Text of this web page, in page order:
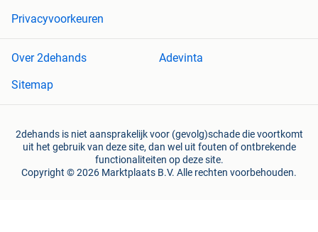
Privacyvoorkeuren
Over 2dehands
Adevinta
Sitemap
2dehands is niet aansprakelijk voor (gevolg)schade die voortkomt
uit het gebruik van deze site, dan wel uit fouten of ontbrekende
functionaliteiten op deze site.
Copyright © 2026 Marktplaats B.V. Alle rechten voorbehouden.